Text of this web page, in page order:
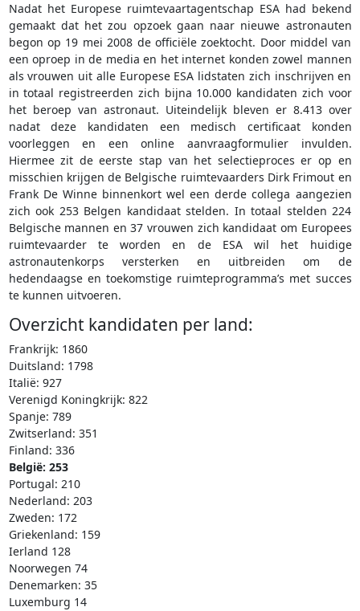
Nadat het Europese ruimtevaartagentschap ESA had bekend
gemaakt dat het zou opzoek gaan naar nieuwe astronauten
begon op 19 mei 2008 de officiële zoektocht. Door middel van
een oproep in de media en het internet konden zowel mannen
als vrouwen uit alle Europese ESA lidstaten zich inschrijven en
in totaal registreerden zich bijna 10.000 kandidaten zich voor
het beroep van astronaut. Uiteindelijk bleven er 8.413 over
nadat deze kandidaten een medisch certificaat konden
voorleggen en een online aanvraagformulier invulden.
Hiermee zit de eerste stap van het selectieproces er op en
misschien krijgen de Belgische ruimtevaarders Dirk Frimout en
Frank De Winne binnenkort wel een derde collega aangezien
zich ook 253 Belgen kandidaat stelden. In totaal stelden 224
Belgische mannen en 37 vrouwen zich kandidaat om Europees
ruimtevaarder te worden en de ESA wil het huidige
astronautenkorps versterken en uitbreiden om de
hedendaagse en toekomstige ruimteprogramma’s met succes
te kunnen uitvoeren.
Overzicht kandidaten per land:
Frankrijk: 1860
Duitsland: 1798
Italië: 927
Verenigd Koningkrijk: 822
Spanje: 789
Zwitserland: 351
Finland: 336
België: 253
Portugal: 210
Nederland: 203
Zweden: 172
Griekenland: 159
Ierland 128
Noorwegen 74
Denemarken: 35
Luxemburg 14